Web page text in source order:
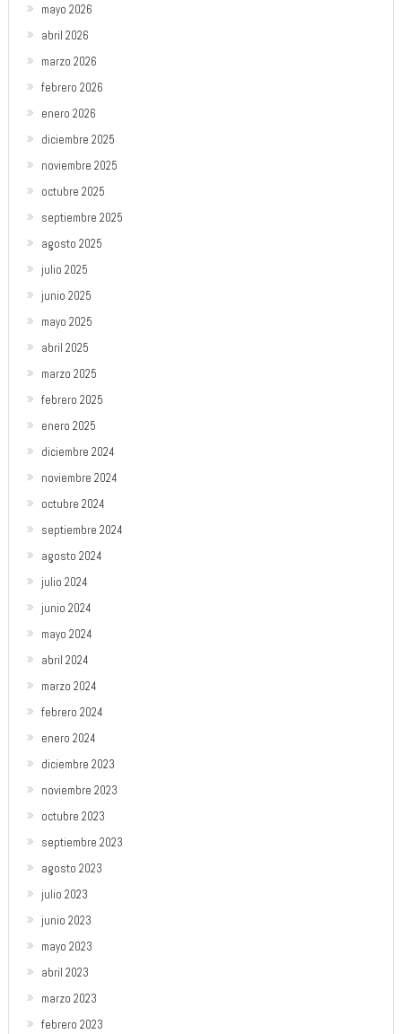
mayo 2026
abril 2026
marzo 2026
febrero 2026
enero 2026
diciembre 2025
noviembre 2025
octubre 2025
septiembre 2025
agosto 2025
julio 2025
junio 2025
mayo 2025
abril 2025
marzo 2025
febrero 2025
enero 2025
diciembre 2024
noviembre 2024
octubre 2024
septiembre 2024
agosto 2024
julio 2024
junio 2024
mayo 2024
abril 2024
marzo 2024
febrero 2024
enero 2024
diciembre 2023
noviembre 2023
octubre 2023
septiembre 2023
agosto 2023
julio 2023
junio 2023
mayo 2023
abril 2023
marzo 2023
febrero 2023